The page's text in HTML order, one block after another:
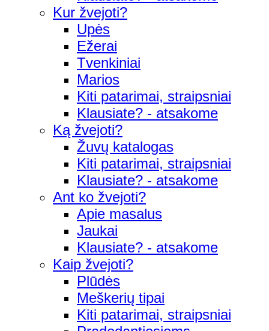
Kur žvejoti?
Upės
Ežerai
Tvenkiniai
Marios
Kiti patarimai, straipsniai
Klausiate? - atsakome
Ką žvejoti?
Žuvų katalogas
Kiti patarimai, straipsniai
Klausiate? - atsakome
Ant ko žvejoti?
Apie masalus
Jaukai
Klausiate? - atsakome
Kaip žvejoti?
Plūdės
Meškerių tipai
Kiti patarimai, straipsniai